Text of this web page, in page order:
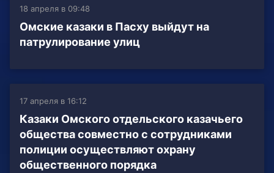
18 апреля в 09:48
Омские казаки в Пасху выйдут на
патрулирование улиц
17 апреля в 16:12
Казаки Омского отдельского казачьего
общества совместно с сотрудниками
полиции осуществляют охрану
общественного порядка